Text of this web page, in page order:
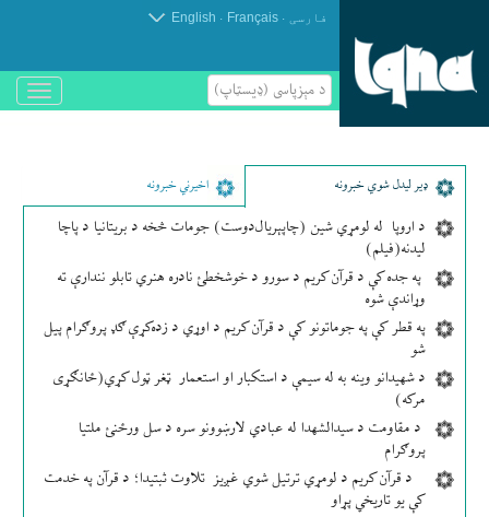
فارسی .
Français
.
English
د مېزپاسى (ډیسټاپ)
باز
و
ډير لیدل شوي خبرونه اخیرني خبرونه
د اروپا له لومړي شین (چاپېریال‌دوست) جومات څخه د بریتانیا د پاچا
لیدنه(فیلم)
په جده کې د قرآن کریم د سورو د خوشخطئ نادره هنري تابلو نندارې ته
وړاندې شوه
په قطر کې په جوماتونو کې د قرآن کریم د اوړي د زده‌کړې ګډ پروګرام پیل
شو
د شهیدانو وینه به له سیمې د استکبار او استعمار ټغر ټول کړي(ځانګړی
مرکه)
د مقاومت د سیدالشهدا له عبادي لارښوونو سره د سل ورځنئ ملتیا
پروګرام
د قرآن کریم د لومړي ترتیل شوي غږیز تلاوت ثبتیدا؛ د قرآن په خدمت
کې یو تاریخي پړاو